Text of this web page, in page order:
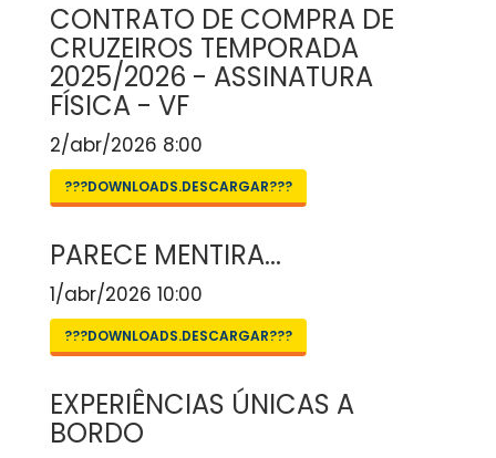
CONTRATO DE COMPRA DE
CRUZEIROS TEMPORADA
2025/2026 - ASSINATURA
FÍSICA - VF
2/abr/2026 8:00
???DOWNLOADS.DESCARGAR???
PARECE MENTIRA...
1/abr/2026 10:00
???DOWNLOADS.DESCARGAR???
EXPERIÊNCIAS ÚNICAS A
BORDO